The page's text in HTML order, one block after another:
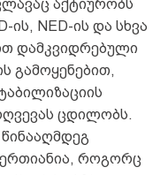
აქტიურობს
ის, NED-ის და სხვა
დამკვიდრებული
გამოყენებით,
ცდილობს.
როგორც